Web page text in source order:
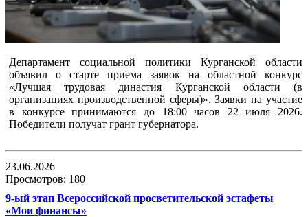
Департамент социальной политики Курганской области
объявил о старте приема заявок на областной конкурс
«Лучшая трудовая династия Курганской области (в
организациях производственной сферы)». Заявки на участие
в конкурсе принимаются до 18:00 часов 22 июля 2026.
Победители получат грант губернатора.
23.06.2026
Просмотров: 180
9-ый этап Всероссийской просветительской эстафеты
«Мои финансы»